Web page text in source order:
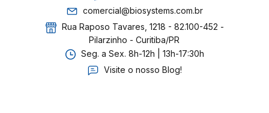
comercial@biosystems.com.br
Rua Raposo Tavares, 1218 - 82.100-452 -
Pilarzinho - Curitiba/PR
Seg. a Sex. 8h-12h | 13h-17:30h
Visite o nosso Blog!